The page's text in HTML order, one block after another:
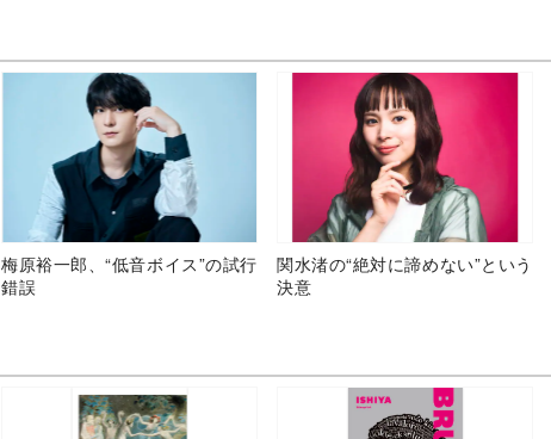
梅原裕一郎、“低音ボイス”の試行
錯誤
関水渚の“絶対に諦めない”という
決意